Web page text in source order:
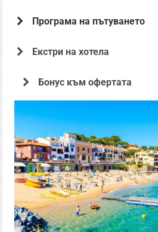
Програма на пътуването
Екстри на хотела
Офертата е предоставена
Бонус към офертата